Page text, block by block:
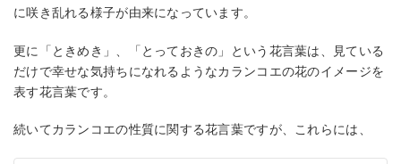
に咲き乱れる様子が由来になっています。
更に「ときめき」、「とっておきの」という花言葉は、見ている
だけで幸せな気持ちになれるようなカランコエの花のイメージを
表す花言葉です。
続いてカランコエの性質に関する花言葉ですが、これらには、